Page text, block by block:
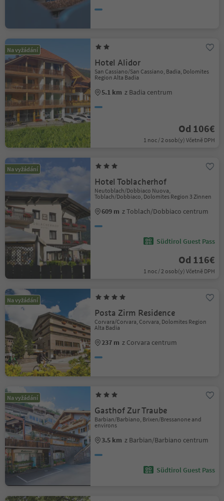
Na vyžádání
Hotel Alidor
San Cassiano/San Cassiano, Badia, Dolomites
Region Alta Badia
5.1 km z Badia centrum
Od 106€
1 noc / 2 osob(y) Včetně DPH
Na vyžádání
Hotel Toblacherhof
Neutoblach/Dobbiaco Nuova,
Toblach/Dobbiaco, Dolomites Region 3 Zinnen
609 m z Toblach/Dobbiaco centrum
Südtirol Guest Pass
Od 116€
1 noc / 2 osob(y) Včetně DPH
Na vyžádání
Posta Zirm Residence
Corvara/Corvara, Corvara, Dolomites Region
Alta Badia
237 m z Corvara centrum
Na vyžádání
Gasthof Zur Traube
Barbian/Barbiano, Brixen/Bressanone and
environs
3.5 km z Barbian/Barbiano centrum
Südtirol Guest Pass